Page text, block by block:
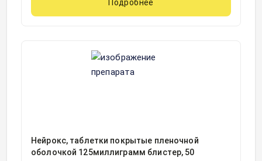
Подробнее
Нейрокс, таблетки покрытые пленочной
оболочкой 125миллиграмм блистер, 50